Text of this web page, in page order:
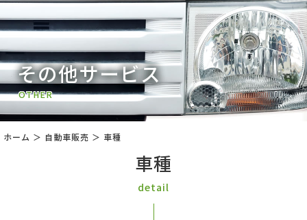
その他サービス
OTHER
ホーム ＞ 自動車販売 ＞ 車種
車種
detail